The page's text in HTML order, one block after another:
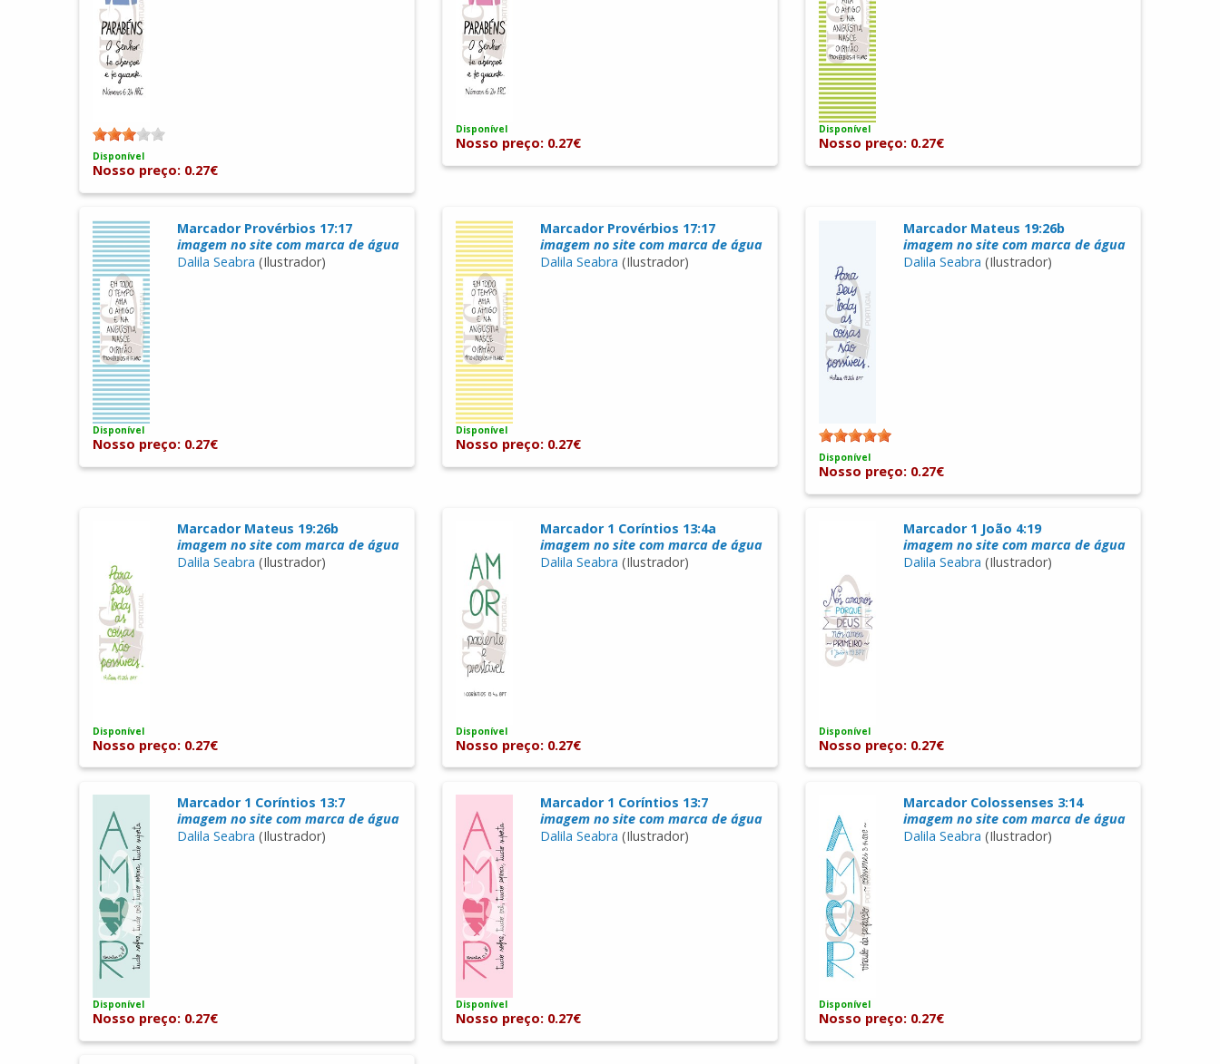
Disponível
Nosso preço: 0.27€
Disponível
Nosso preço: 0.27€
Disponível
Nosso preço: 0.27€
Marcador Provérbios 17:17
imagem no site com marca de água
Dalila Seabra (Ilustrador)
Disponível
Nosso preço: 0.27€
Marcador Provérbios 17:17
imagem no site com marca de água
Dalila Seabra (Ilustrador)
Disponível
Nosso preço: 0.27€
Marcador Mateus 19:26b
imagem no site com marca de água
Dalila Seabra (Ilustrador)
Disponível
Nosso preço: 0.27€
Marcador Mateus 19:26b
imagem no site com marca de água
Dalila Seabra (Ilustrador)
Disponível
Nosso preço: 0.27€
Marcador 1 Coríntios 13:4a
imagem no site com marca de água
Dalila Seabra (Ilustrador)
Disponível
Nosso preço: 0.27€
Marcador 1 João 4:19
imagem no site com marca de água
Dalila Seabra (Ilustrador)
Disponível
Nosso preço: 0.27€
Marcador 1 Coríntios 13:7
imagem no site com marca de água
Dalila Seabra (Ilustrador)
Disponível
Nosso preço: 0.27€
Marcador 1 Coríntios 13:7
imagem no site com marca de água
Dalila Seabra (Ilustrador)
Disponível
Nosso preço: 0.27€
Marcador Colossenses 3:14
imagem no site com marca de água
Dalila Seabra (Ilustrador)
Disponível
Nosso preço: 0.27€